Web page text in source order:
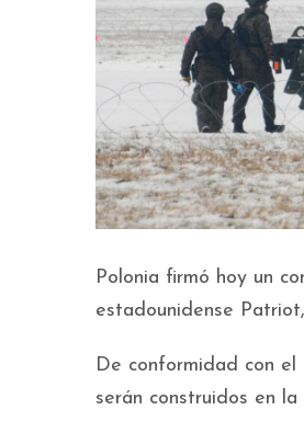
Polonia firmó hoy un
estadounidense
De conformidad con el
serán construidos en